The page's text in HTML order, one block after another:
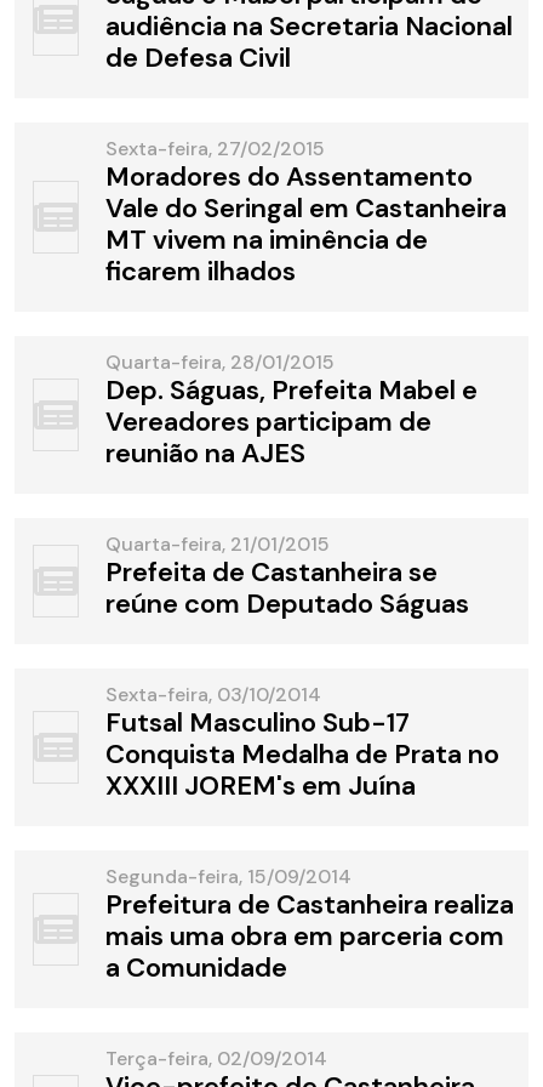
audiência na Secretaria Nacional
de Defesa Civil
Sexta-feira, 27/02/2015
Moradores do Assentamento
Vale do Seringal em Castanheira
MT vivem na iminência de
ficarem ilhados
Quarta-feira, 28/01/2015
Dep. Ságuas, Prefeita Mabel e
Vereadores participam de
reunião na AJES
Quarta-feira, 21/01/2015
Prefeita de Castanheira se
reúne com Deputado Ságuas
Sexta-feira, 03/10/2014
Futsal Masculino Sub-17
Conquista Medalha de Prata no
XXXIII JOREM's em Juína
Segunda-feira, 15/09/2014
Prefeitura de Castanheira realiza
mais uma obra em parceria com
a Comunidade
Terça-feira, 02/09/2014